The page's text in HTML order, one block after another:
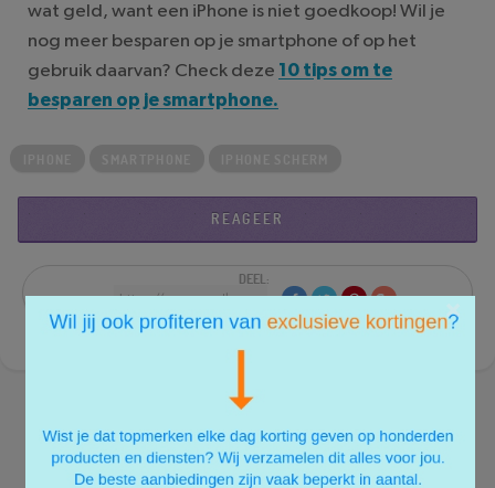
wat geld, want een iPhone is niet goedkoop! Wil je
nog meer besparen op je smartphone of op het
gebruik daarvan? Check deze 10 tips om te
besparen op je smartphone.
REAGEER
DEEL:
×